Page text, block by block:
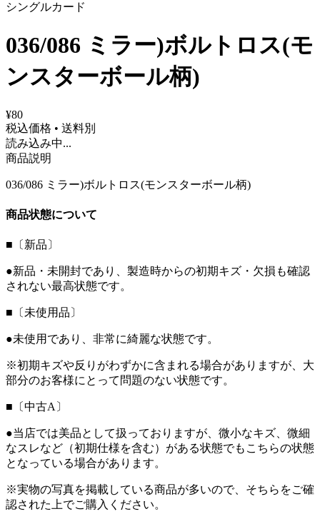
シングルカード
036/086 ミラー)ボルトロス(モ
ンスターボール柄)
¥80
税込価格 • 送料別
読み込み中...
商品説明
036/086 ミラー)ボルトロス(モンスターボール柄)
商品状態について
■〔新品〕
●新品・未開封であり、製造時からの初期キズ・欠損も確認
されない最高状態です。
■〔未使用品〕
●未使用であり、非常に綺麗な状態です。
※初期キズや反りがわずかに含まれる場合がありますが、大
部分のお客様にとって問題のない状態です。
■〔中古A〕
●当店では美品として扱っておりますが、微小なキズ、微細
なスレなど（初期仕様を含む）がある状態でもこちらの状態
となっている場合があります。
※実物の写真を掲載している商品が多いので、そちらをご確
認された上でご購入ください。